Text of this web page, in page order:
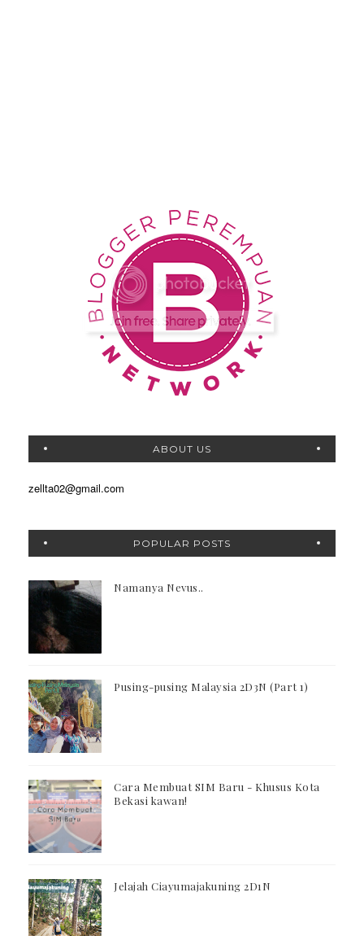
ABOUT US
zellta02@gmail.com
POPULAR POSTS
Namanya Nevus..
Pusing-pusing Malaysia 2D3N (Part 1)
Cara Membuat SIM Baru - Khusus Kota
Bekasi kawan!
Jelajah Ciayumajakuning 2D1N